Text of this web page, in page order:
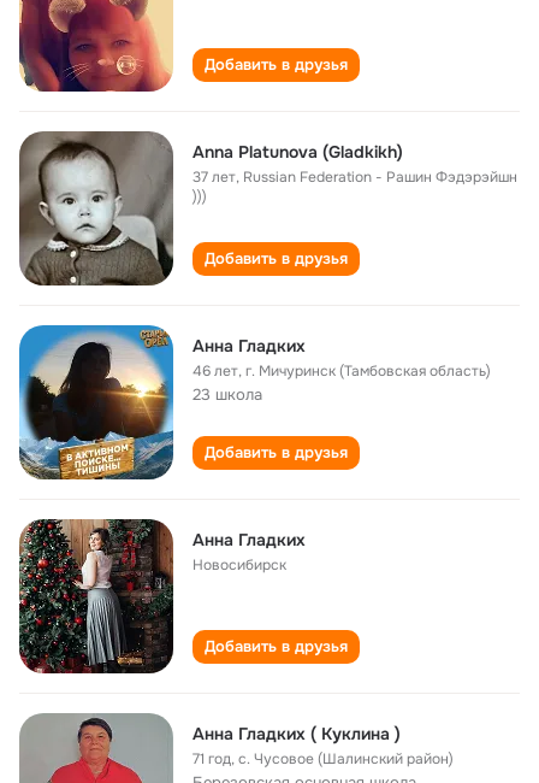
Добавить в друзья
Anna Platunova (Gladkikh)
37 лет, Russian Federation - Рашин Фэдэрэйшн
)))
Добавить в друзья
Анна Гладких
46 лет,г. Мичуринск (Тамбовская область)
23 школа
Добавить в друзья
Анна Гладких
Новосибирск
Добавить в друзья
Анна Гладких ( Куклина )
71 год,с. Чусовое (Шалинский район)